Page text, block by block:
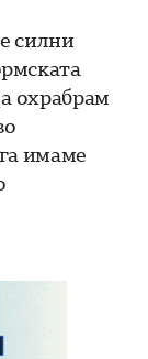
силни
охрабрам
имаме